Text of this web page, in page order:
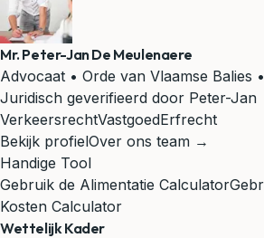
Mr. Peter-Jan De Meulenaere
Advocaat • Orde van Vlaamse Balies
Juridisch geverifieerd door Peter-Jan
VerkeersrechtVastgoedErfrecht
Bekijk profielOver ons team →
Handige Tool
Gebruik de Alimentatie Calculator
Kosten Calculator
Wettelijk Kader